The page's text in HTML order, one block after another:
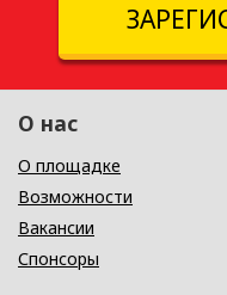
О нас
О площадке
Возможности
Вакансии
Спонсоры